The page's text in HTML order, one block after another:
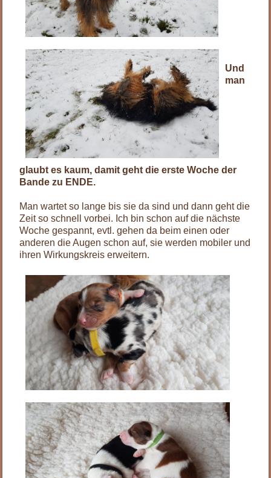
Und
man
glaubt es kaum, damit geht die erste Woche der
Bande zu ENDE.
Man wartet so lange bis sie da sind und dann geht die
Zeit so schnell vorbei. Ich bin schon auf die nächste
Woche gespannt, evtl. gehen da beim einen oder
anderen die Augen schon auf, sie werden mobiler und
ihren Wirkungskreis erweitern.